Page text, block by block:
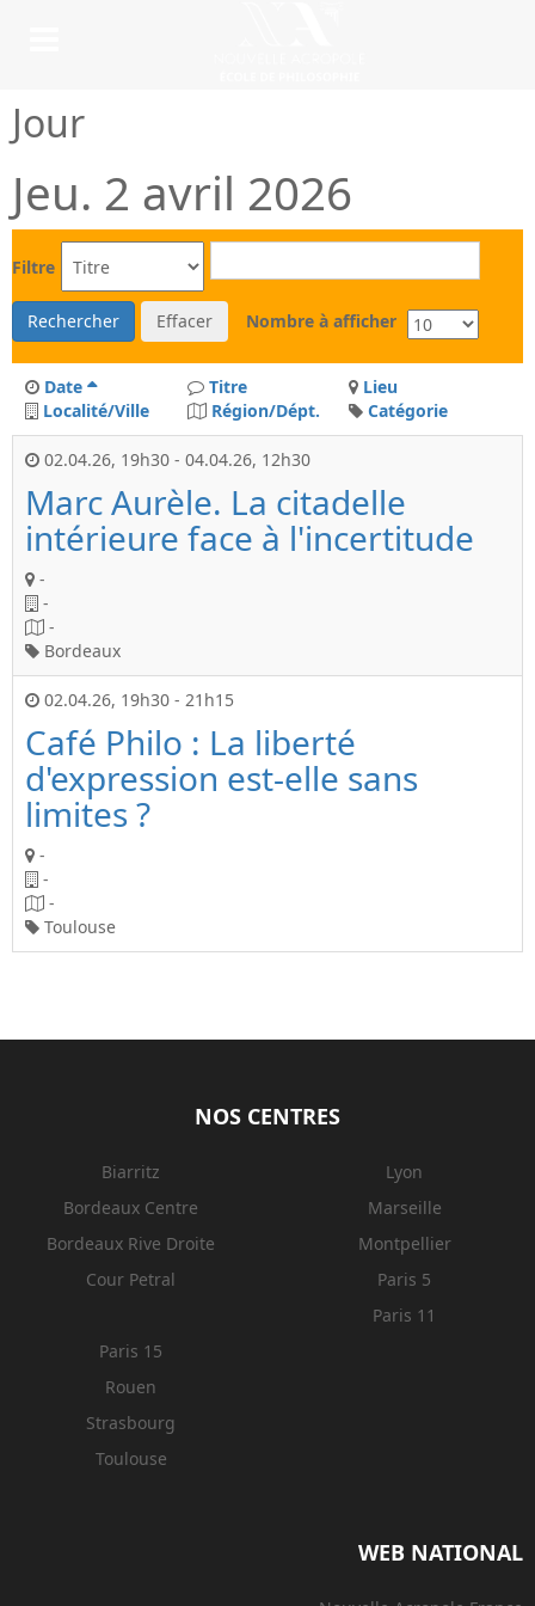
Jour
Jeu. 2 avril 2026
Filtre
Rechercher Effacer Nombre à afficher
Date Titre
Lieu
Localité/Ville
Région/Dépt. Catégorie
02.04.26, 19h30 - 04.04.26, 12h30
Marc Aurèle. La citadelle
intérieure face à l'incertitude
-
-
-
Bordeaux
02.04.26, 19h30 - 21h15
Café Philo : La liberté
d'expression est-elle sans
limites ?
-
-
-
Toulouse
NOS CENTRES
Biarritz
Bordeaux Centre
Bordeaux Rive Droite
Cour Petral
Lyon
Marseille
Montpellier
Paris 5
Paris 11
Paris 15
Rouen
Strasbourg
Toulouse
WEB NATIONAL